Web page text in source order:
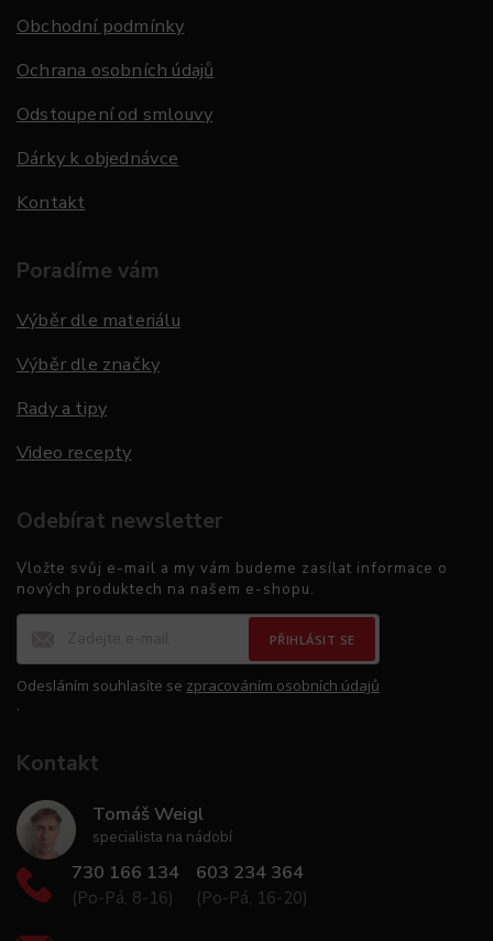
Obchodní podmínky
Ochrana osobních údajů
Odstoupení od smlouvy
Dárky k objednávce
Kontakt
Poradíme vám
Výběr dle materiálu
Výběr dle značky
Rady a tipy
Video recepty
Odebírat newsletter
Vložte svůj e-mail a my vám budeme zasílat informace o
nových produktech na našem e-shopu.
PŘIHLÁSIT SE
Odesláním souhlasíte se zpracováním osobních údajů
.
Kontakt
Tomáš Weigl
specialista na nádobí
730 166 134
(Po-Pá, 8-16)
603 234 364
(Po-Pá, 16-20)